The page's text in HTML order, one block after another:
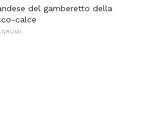
del gamberetto della
calce